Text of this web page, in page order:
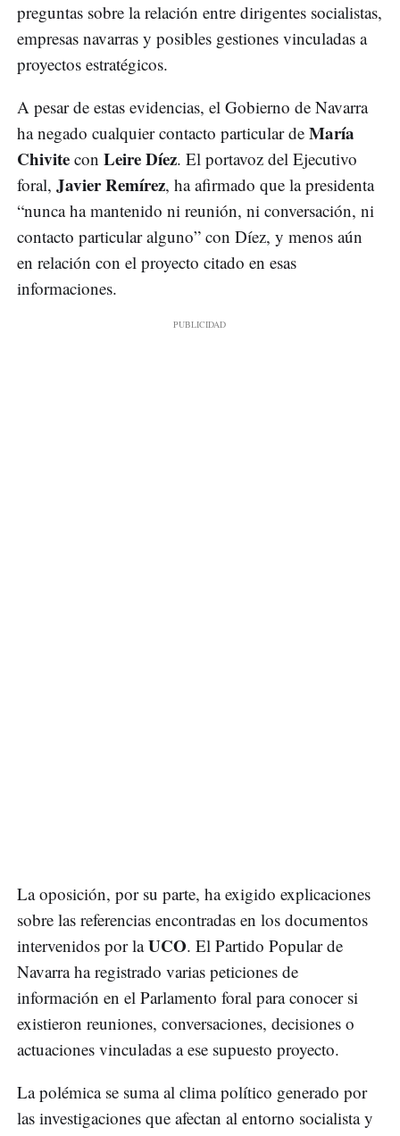
preguntas sobre la relación entre dirigentes socialistas,
empresas navarras y posibles gestiones vinculadas a
proyectos estratégicos.
A pesar de estas evidencias, el Gobierno de Navarra
ha negado cualquier contacto particular de María
Chivite con Leire Díez. El portavoz del Ejecutivo
foral, Javier Remírez, ha afirmado que la presidenta
“nunca ha mantenido ni reunión, ni conversación, ni
contacto particular alguno” con Díez, y menos aún
en relación con el proyecto citado en esas
informaciones.
La oposición, por su parte, ha exigido explicaciones
sobre las referencias encontradas en los documentos
intervenidos por laUCO. El Partido Popular de
Navarra ha registrado varias peticiones de
información en el Parlamento foral para conocer si
existieron reuniones, conversaciones, decisiones o
actuaciones vinculadas a ese supuesto proyecto.
La polémica se suma al clima político generado por
las investigaciones que afectan al entorno socialista y